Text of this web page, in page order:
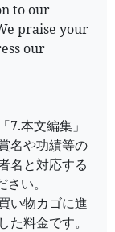
to our
praise your
our
本文編集」
名や功績等の
名と対応する
い。
い物カゴに進
料金です。